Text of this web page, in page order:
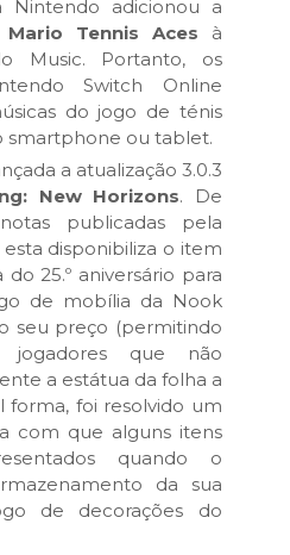
Nintendo adicionou a
Mario Tennis Aces à
Music. Portanto, os
Switch Online
do jogo de ténis
smartphone ou tablet.
a atualização 3.0.3
New Horizons. De
publicadas pela
disponibiliza o item
25.º aniversário para
de mobília da Nook
seu preço (permitindo
que não
a estátua da folha a
forma, foi resolvido um
com que alguns itens
quando o
da sua
de decorações do